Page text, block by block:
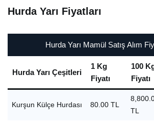
Hurda Yarı Fiyatları
Hurda Yarı Mamül Satış Alım
Hurda Yarı Çeşitleri
1 Kg
Fiyatı
100
Fiyatı
Kurşun Külçe Hurdası 80.00 TL
TL